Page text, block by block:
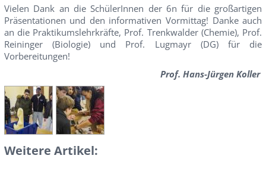
Vielen Dank an die SchülerInnen der 6n für die großartigen
Präsentationen und den informativen Vormittag! Danke auch
an die Praktikumslehrkräfte, Prof. Trenkwalder (Chemie), Prof.
Reininger (Biologie) und Prof. Lugmayr (DG) für die
Vorbereitungen!
Prof. Hans-Jürgen Koller
Weitere Artikel: